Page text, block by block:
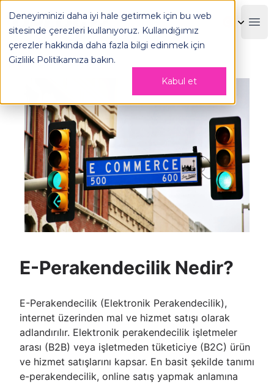
Deneyiminizi daha iyi hale getirmek için bu web
sitesinde çerezleri kullanıyoruz. Kullandığımız
çerezler hakkında daha fazla bilgi edinmek için
Gizlilik Politikamıza bakın.
Kabul et
OPLOG
E-Perakendecilik Nedir?
E-Perakendecilik (Elektronik Perakendecilik),
internet üzerinden mal ve hizmet satışı olarak
adlandırılır. Elektronik perakendecilik işletmeler
arası (B2B) veya işletmeden tüketiciye (B2C) ürün
ve hizmet satışlarını kapsar. En basit şekilde tanımı
e-perakendecilik, online satış yapmak anlamına